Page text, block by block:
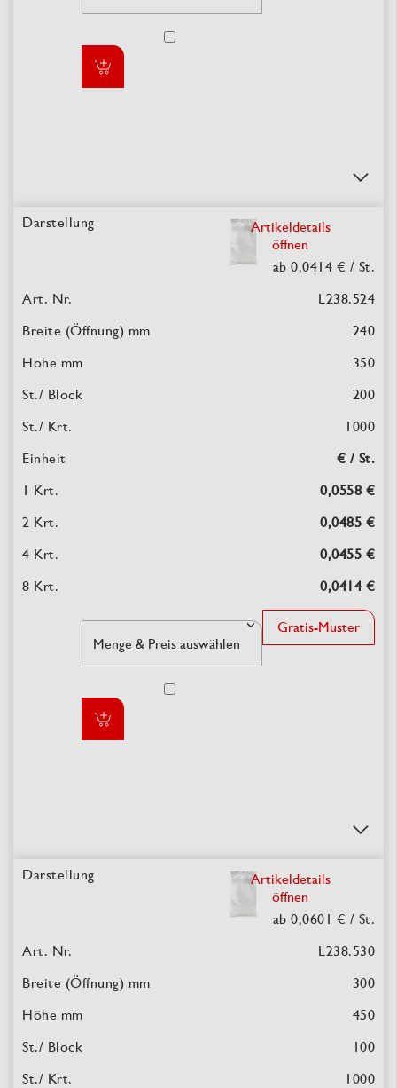
Artikeldetails
öffnen
ab 0,0414 € / St.
L238.524
240
350
200
1000
€ / St.
0,0558 €
0,0485 €
0,0455 €
0,0414 €
Gratis-Muster
Artikeldetails
öffnen
ab 0,0601 € / St.
L238.530
300
450
100
1000